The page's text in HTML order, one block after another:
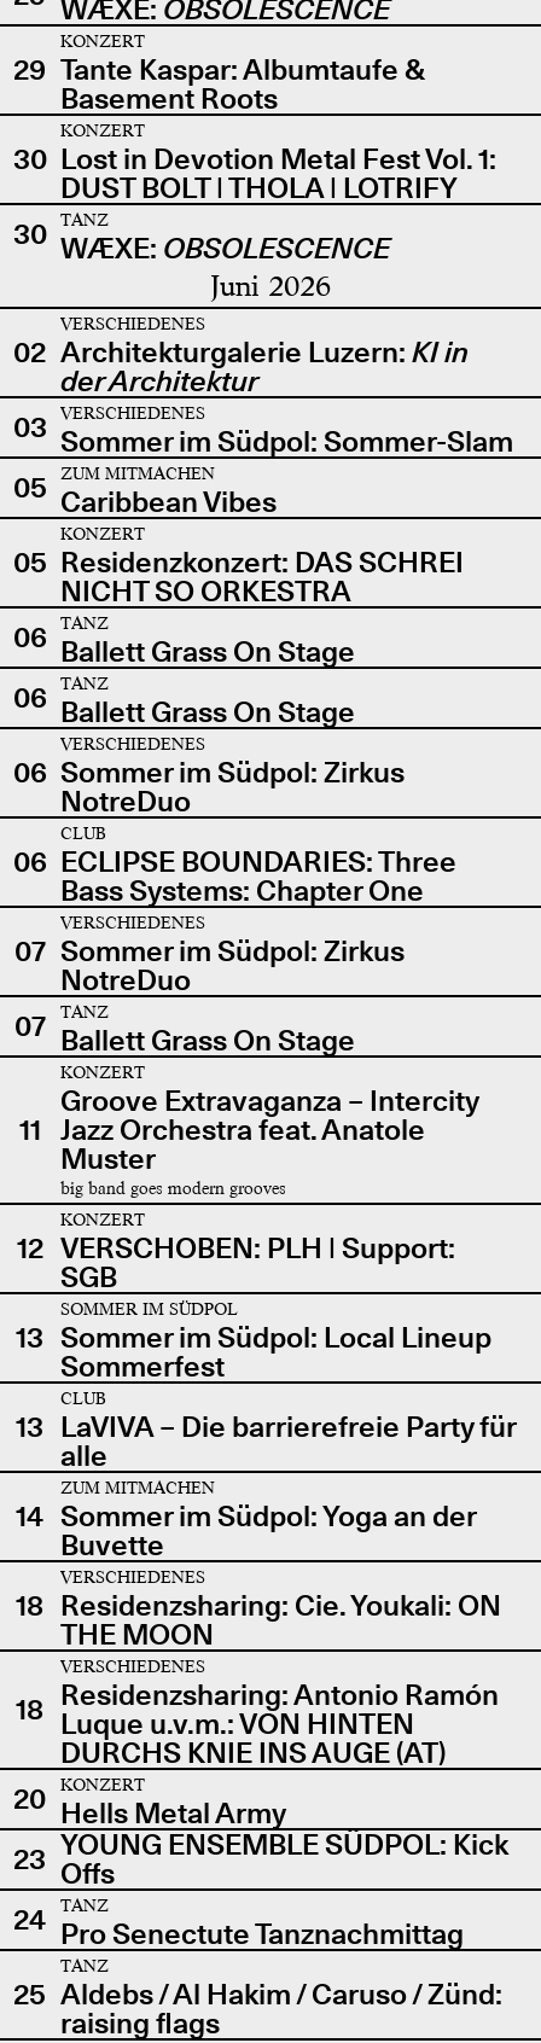
WÆXE: OBSOLESCENCE
29
KONZERT
Tante Kaspar: Albumtaufe &
Basement Roots
30
KONZERT
Lost in Devotion Metal Fest Vol. 1:
DUST BOLT | THOLA | LOTRIFY
30
TANZ
WÆXE: OBSOLESCENCE
Juni 2026
02
VERSCHIEDENES
Architekturgalerie Luzern: KI in
der Architektur
03
VERSCHIEDENES
Sommer im Südpol: Sommer-Slam
05
ZUM MITMACHEN
Caribbean Vibes
05
KONZERT
Residenzkonzert: DAS SCHREI
NICHT SO ORKESTRA
06
TANZ
Ballett Grass On Stage
06
TANZ
Ballett Grass On Stage
06
VERSCHIEDENES
Sommer im Südpol: Zirkus
NotreDuo
06
CLUB
ECLIPSE BOUNDARIES: Three
Bass Systems: Chapter One
07
VERSCHIEDENES
Sommer im Südpol: Zirkus
NotreDuo
07
TANZ
Ballett Grass On Stage
11
KONZERT
Groove Extravaganza – Intercity
Jazz Orchestra feat. Anatole
Muster
big band goes modern grooves
12
KONZERT
VERSCHOBEN: PLH | Support:
SGB
13
SOMMER IM SÜDPOL
Sommer im Südpol: Local Lineup
Sommerfest
13
CLUB
LaVIVA – Die barrierefreie Party für
alle
14
ZUM MITMACHEN
Sommer im Südpol: Yoga an der
Buvette
18
VERSCHIEDENES
Residenzsharing: Cie. Youkali: ON
THE MOON
18
VERSCHIEDENES
Residenzsharing: Antonio Ramón
Luque u.v.m.: VON HINTEN
DURCHS KNIE INS AUGE (AT)
20
KONZERT
Hells Metal Army
23 YOUNG ENSEMBLE SÜDPOL: Kick
Offs
24
TANZ
Pro Senectute Tanznachmittag
25
TANZ
Aldebs / Al Hakim / Caruso / Zünd:
raising flags